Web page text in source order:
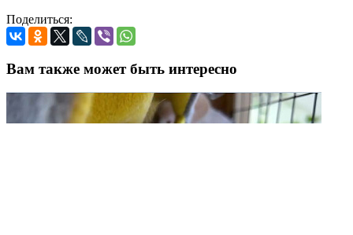
Поделиться:
Вам также может быть интересно